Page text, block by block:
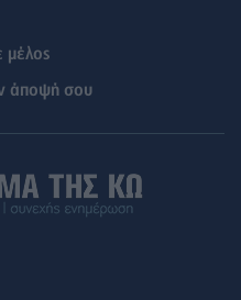
μέλος
άποψή σου